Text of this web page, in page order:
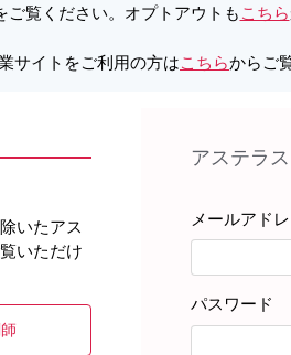
に関するお問い合わせの情報提供サ
の公開（学会発表、書籍や雑誌へ
の裁量と責任のもとに行っていた
い合わせください。
認ください。
ご覧ください。オプトアウトも こちら
サイトをご利用の方はこちらからご
いたアス
いただけ
アステラ
メールアド
パスワード